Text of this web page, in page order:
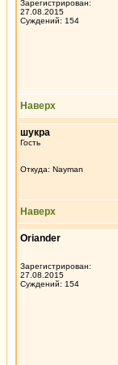
Зарегистрирован:
27.08.2015
Суждений: 154
Наверх
шукра
Гость
Откуда: Nayman
Наверх
Oriander
Зарегистрирован:
27.08.2015
Суждений: 154